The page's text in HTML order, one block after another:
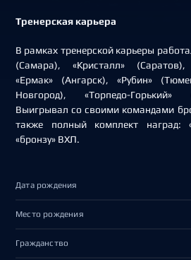
Тренерская карьера
В рамках тренерской карьеры
(Самара), «Кристалл» (Саратов),
«Ермак» (Ангарск), «Рубин»
Новгород), «Торпедо-
Выигрывал со своими командами
также полный комплект наград:
«бронзу» ВХЛ.
Дата рождения
Место рождения
Гражданство